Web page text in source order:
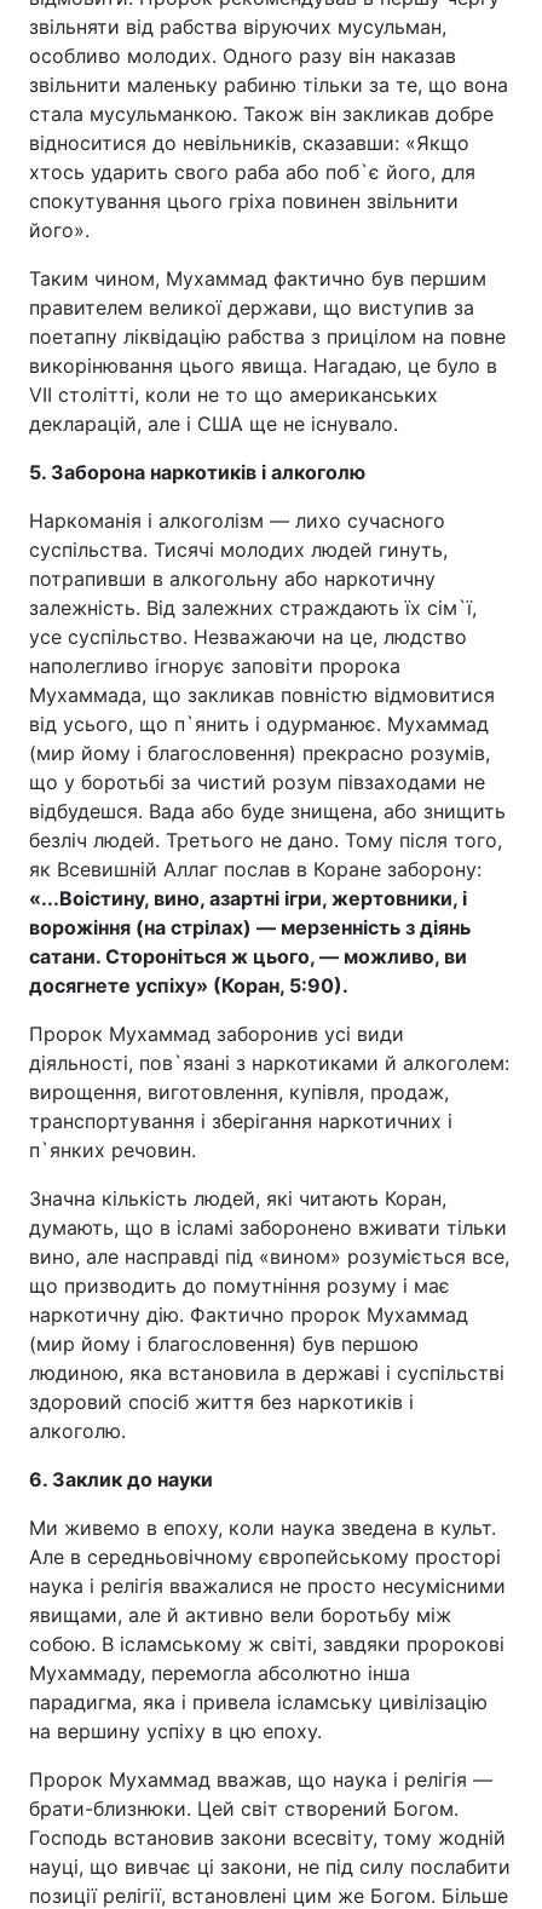
звільняти від рабства віруючих мусульман,
особливо молодих. Одного разу він наказав
звільнити маленьку рабиню тільки за те, що вона
стала мусульманкою. Також він закликав добре
відноситися до невільників, сказавши: «Якщо
хтось ударить свого раба або поб`є його, для
спокутування цього гріха повинен звільнити
його».
Таким чином, Мухаммад фактично був першим
правителем великої держави, що виступив за
поетапну ліквідацію рабства з прицілом на повне
викорінювання цього явища. Нагадаю, це було в
VII столітті, коли не то що американських
декларацій, але і США ще не існувало.
5. Заборона наркотиків і алкоголю
Наркоманія і алкоголізм — лихо сучасного
суспільства. Тисячі молодих людей гинуть,
потрапивши в алкогольну або наркотичну
залежність. Від залежних страждають їх сім`ї,
усе суспільство. Незважаючи на це, людство
наполегливо ігнорує заповіти пророка
Мухаммада, що закликав повністю відмовитися
від усього, що п`янить і одурманює. Мухаммад
(мир йому і благословення) прекрасно розумів,
що у боротьбі за чистий розум півзаходами не
відбудешся. Вада або буде знищена, або знищить
безліч людей. Третього не дано. Тому після того,
як Всевишній Аллаг послав в Коране заборону:
«...Воістину, вино, азартні ігри, жертовники, і
ворожіння (на стрілах) — мерзенність з діянь
сатани. Стороніться ж цього, — можливо, ви
досягнете успіху» (Коран, 5:90).
Пророк Мухаммад заборонив усі види
діяльності, пов`язані з наркотиками й алкоголем:
вирощення, виготовлення, купівля, продаж,
транспортування і зберігання наркотичних і
п`янких речовин.
Значна кількість людей, які читають Коран,
думають, що в ісламі заборонено вживати тільки
вино, але насправді під «вином» розуміється все,
що призводить до помутніння розуму і має
наркотичну дію. Фактично пророк Мухаммад
(мир йому і благословення) був першою
людиною, яка встановила в державі і суспільстві
здоровий спосіб життя без наркотиків і
алкоголю.
6. Заклик до науки
Ми живемо в епоху, коли наука зведена в культ.
Але в середньовічному європейському просторі
наука і релігія вважалися не просто несумісними
явищами, але й активно вели боротьбу між
собою. В ісламському ж світі, завдяки пророкові
Мухаммаду, перемогла абсолютно інша
парадигма, яка і привела ісламську цивілізацію
на вершину успіху в цю епоху.
Пророк Мухаммад вважав, що наука і релігія —
брати-близнюки. Цей світ створений Богом.
Господь встановив закони всесвіту, тому жодній
науці, що вивчає ці закони, не під силу послабити
позиції релігії, встановлені цим же Богом. Більше